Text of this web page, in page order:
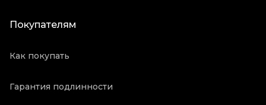
Покупателям
Как покупать
Гарантия подлинности